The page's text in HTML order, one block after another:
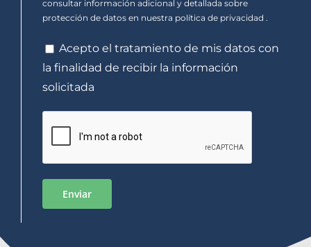
consultar información adicional y detallada sobre
protección de datos en nuestra política de privacidad .
Acepto el tratamiento de mis datos con
la finalidad de recibir la información
solicitada